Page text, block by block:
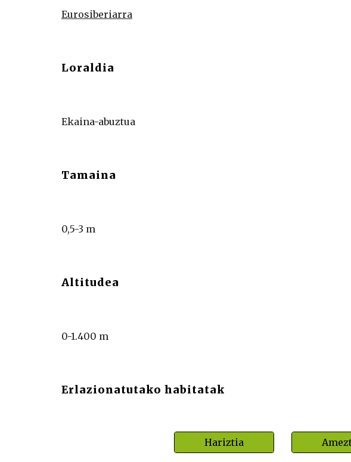
Eurosiberiarra
Loraldia
Ekaina-abuztua
Tamaina
0,5-3 m
Altitudea
0-1.400 m
Erlazionatutako habitatak
Hariztia